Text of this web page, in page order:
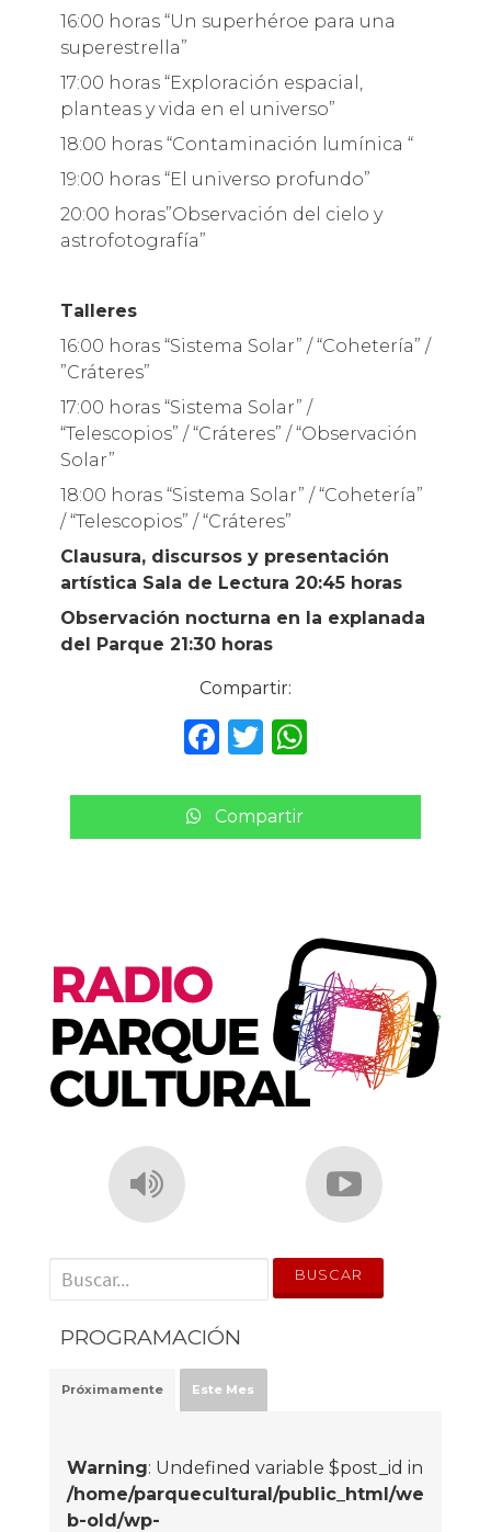
16:00 horas “Un superhéroe para una
superestrella”
17:00 horas “Exploración espacial,
planteas y vida en el universo”
18:00 horas “Contaminación lumínica “
19:00 horas “El universo profundo”
20:00 horas”Observación del cielo y
astrofotografía”
Talleres
16:00 horas “Sistema Solar” / “Cohetería” /
”Cráteres”
17:00 horas “Sistema Solar” /
“Telescopios” / “Cráteres” / “Observación
Solar”
18:00 horas “Sistema Solar” / “Cohetería”
/ “Telescopios” / “Cráteres”
Clausura, discursos y presentación
artística Sala de Lectura 20:45 horas
Observación nocturna en la explanada
del Parque 21:30 horas
Compartir:
F
c
e
T
it
te
W
a
ts
p
Compartir
' . __('Search for:') . '
PROGRAMACIÓN
Próximamente Este Mes
Warning: Undefined variable $post_id in
/home/parquecultural/public_html/we
b-old/wp-